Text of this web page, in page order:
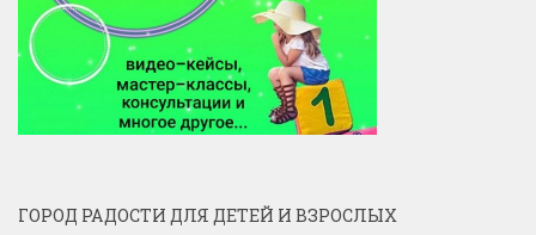
ГОРОД РАДОСТИ ДЛЯ ДЕТЕЙ И ВЗРОСЛЫХ